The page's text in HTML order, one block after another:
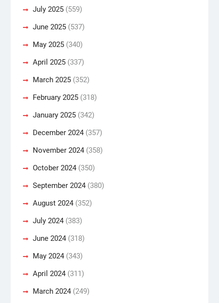
July 2025(559)
June 2025(537)
May 2025(340)
April 2025(337)
March 2025(352)
February 2025(318)
January 2025(342)
December 2024(357)
November 2024(358)
October 2024(350)
September 2024(380)
August 2024(352)
July 2024(383)
June 2024(318)
May 2024(343)
April 2024(311)
March 2024(249)